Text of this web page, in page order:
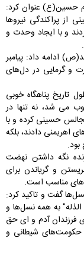
حسین(ع) عنوان کرد:
از پراکندگى نیروها
و با ایجاد وحدت و
ادامه داد: پیامبر
و گرمايى در دل‌هاى
تاریخ پناهگاه خوبى
مى شد، نه تنها در
مجالس حسینى کرده و با
اهریمنى دادند، بلکه
نگه داشتن نهضت
و گریاندن برای
های مناسب است.
گفت و تاکید کرد:
به همه نسل‌ها و
فرزندان آدم و ای حق
حکومت‌های شیطانی و